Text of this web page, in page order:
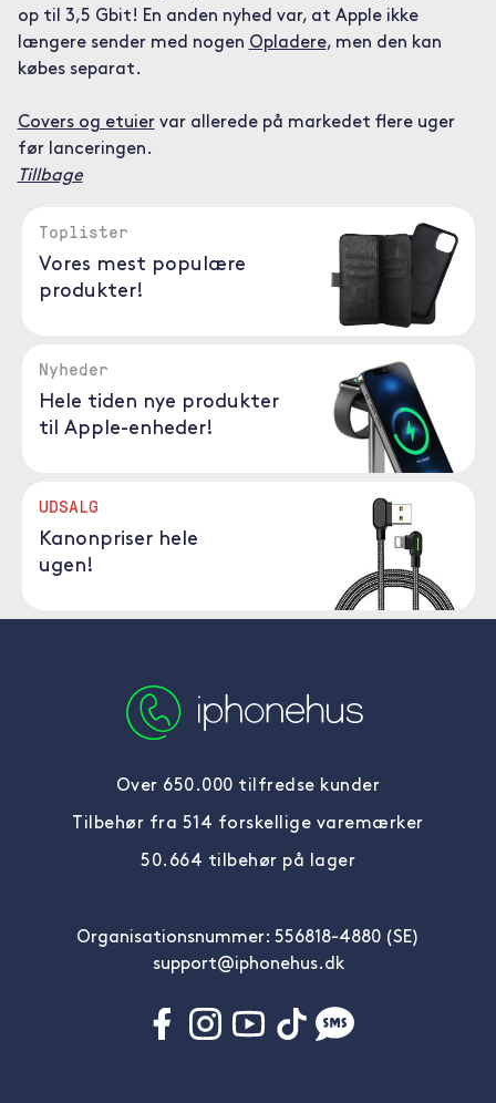
op til 3,5 Gbit! En anden nyhed var, at Apple ikke
længere sender med nogen Opladere, men den kan
købes separat.
Covers og etuiervar allerede på markedet flere uger
før lanceringen.
Tillbage
Toplister
Vores mest populære
produkter!
Nyheder
Hele tiden nye produkter
til Apple-enheder!
UDSALG
Kanonpriser hele
ugen!
Over 650.000 tilfredse kunder
Tilbehør fra 514 forskellige varemærker
50.664 tilbehør på lager
Organisationsnummer: 556818-4880 (SE)
support@iphonehus.dk